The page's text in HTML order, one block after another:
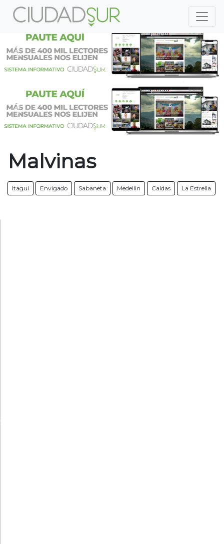
Previous
Previous
Malvinas
Itagui Envigado Sabaneta Medellin Caldas La Estrella